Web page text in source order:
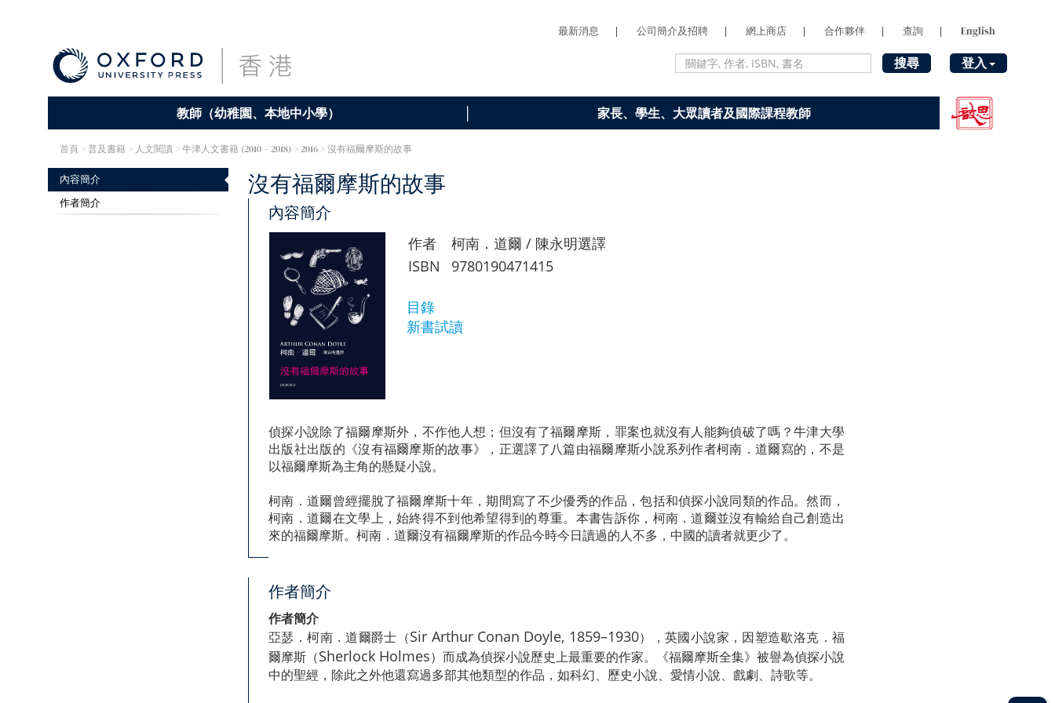
最新消息 | 公司簡介及招聘 | 網上商店 | 合作夥伴 | 查詢 | English
搜尋 登入
教師（幼稚園、本地中小學） 家長、學生、大眾讀者及國際課程教師
首頁 > 普及書籍 > 人文閱讀 >牛津人文書籍 (2010 – 2018) > 2016 > 沒有福爾摩斯的故事
內容簡介
作者簡介
沒有福爾摩斯的故事
內容簡介
作者
柯南．道爾 / 陳永明選譯
ISBN
9780190471415
目錄
新書試讀
偵探小說除了福爾摩斯外，不作他人想；但沒有了福爾摩斯，罪案也就沒有人能夠偵破了嗎？牛津大學
出版社出版的《沒有福爾摩斯的故事》，正選譯了八篇由福爾摩斯小說系列作者柯南．道爾寫的，不是
以福爾摩斯為主角的懸疑小說。
柯南．道爾曾經擺脫了福爾摩斯十年，期間寫了不少優秀的作品，包括和偵探小說同類的作品。然而，
柯南．道爾在文學上，始終得不到他希望得到的尊重。本書告訴你，柯南．道爾並沒有輸給自己創造出
來的福爾摩斯。柯南．道爾沒有福爾摩斯的作品今時今日讀過的人不多，中國的讀者就更少了。
作者簡介
作者簡介
亞瑟．柯南．道爾爵士（Sir Arthur Conan Doyle, 1859–1930），英國小說家，因塑造歇洛克．福
爾摩斯（Sherlock Holmes）而成為偵探小說歷史上最重要的作家。《福爾摩斯全集》被譽為偵探小說
中的聖經，除此之外他還寫過多部其他類型的作品，如科幻、歷史小說、愛情小說、戲劇、詩歌等。